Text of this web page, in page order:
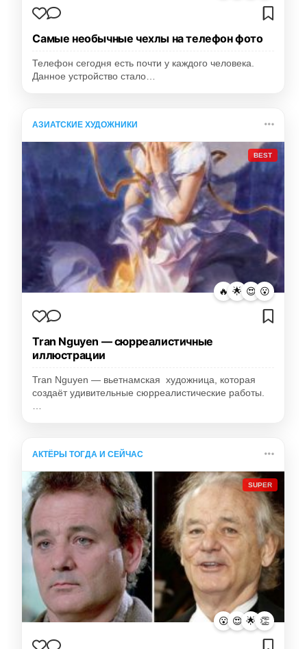
Самые необычные чехлы на телефон фото
Телефон сегодня есть почти у каждого человека.
Данное устройство стало…
АЗИАТСКИЕ ХУДОЖНИКИ
BEST
🔥 🌟 😍 😮
Tran Nguyen — сюрреалистичные
иллюстрации
Tran Nguyen — вьетнамская художница, которая
создаёт удивительные сюрреалистические работы.
…
АКТЁРЫ ТОГДА И СЕЙЧАС
SUPER
😮 😍 🌟 👏